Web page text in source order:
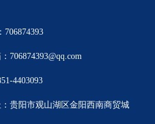
706874393
706874393@qq.com
4403093
贵阳市观山湖区金阳西南商贸城